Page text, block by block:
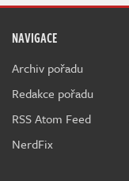
NAVIGACE
Archiv pořadu
Redakce pořadu
RSS Atom Feed
NerdFix